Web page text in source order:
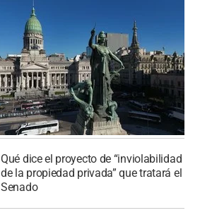
Qué dice el proyecto de “inviolabilidad
de la propiedad privada” que tratará el
Senado